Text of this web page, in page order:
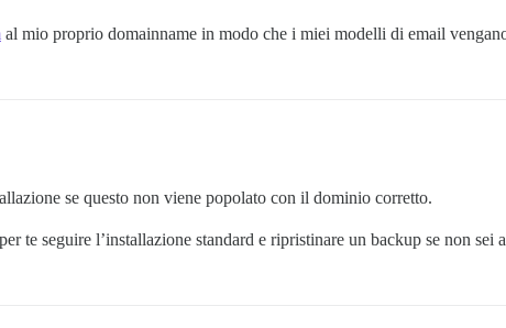
al mio proprio domainname in modo che i miei modelli di email
se questo non viene popolato con il dominio corretto.
te seguire l’installazione standard e ripristinare un backup se non